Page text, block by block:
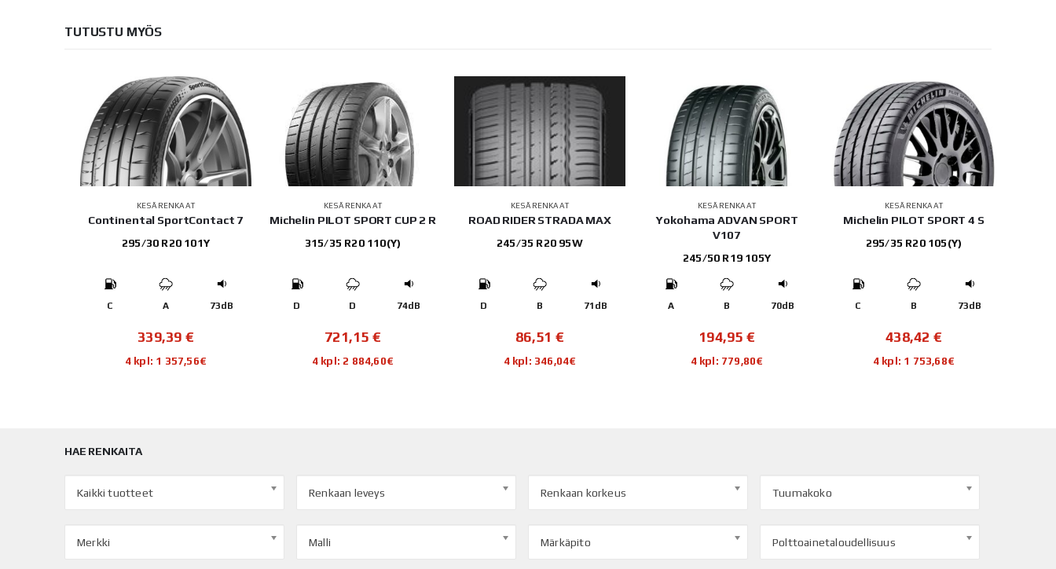
TUTUSTU MYÖS
KESÄRENKAAT
Continental SportContact 7
295/30 R20 101Y
C A 73dB
339,39 €
4 kpl: 1 357,56€
KESÄRENKAAT
Michelin PILOT SPORT CUP 2 R
315/35 R20 110(Y)
D D 74dB
721,15 €
4 kpl: 2 884,60€
KESÄRENKAAT
ROAD RIDER STRADA MAX
245/35 R20 95W
D B 71dB
86,51 €
4 kpl: 346,04€
KESÄRENKAAT
Yokohama ADVAN SPORT
V107
245/50 R19 105Y
A B 70dB
194,95 €
4 kpl: 779,80€
KESÄRENKAAT
Michelin PILOT SPORT 4 S
295/35 R20 105(Y)
C B 73dB
438,42 €
4 kpl: 1 753,68€
HAE RENKAITA
Kaikki tuotteet Renkaan leveys Renkaan korkeus Tuumakoko
Merkki Malli Märkäpito Polttoainetaloudellisuus